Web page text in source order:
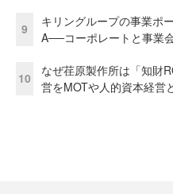
9
キリングループの事業ポ
A──コーポレートと事業
10
なぜ荏原製作所は「知財
営をMOTや人的資本経営